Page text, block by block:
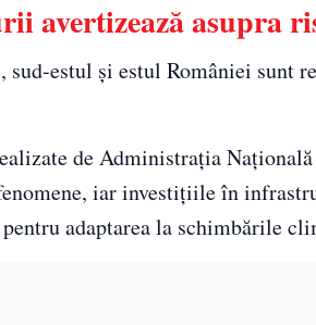
avertizează asupra
estul și estul României sunt
de Administrația
iar investițiile în
adaptarea la schimbările